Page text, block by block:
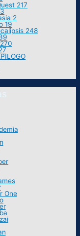
217
2
19
248
One